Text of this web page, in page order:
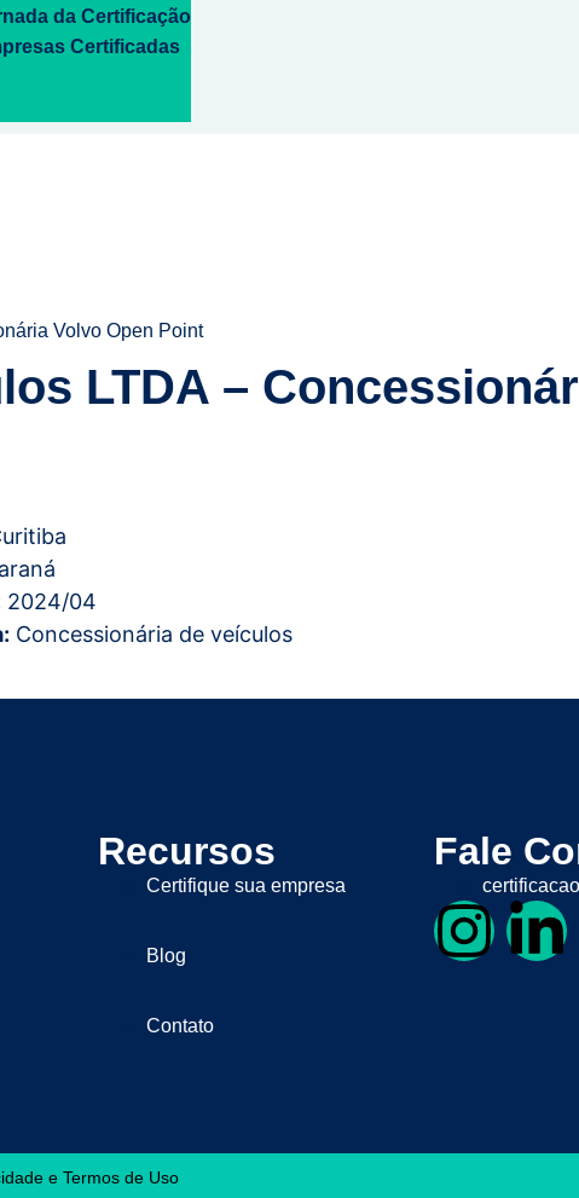
da Certificação
Certificadas
Volvo Open Point
LTDA –
2024/04
Concessionária de veículos
Recursos
Certifique sua empresa
Blog
Contato
Fale
e Termos de Uso